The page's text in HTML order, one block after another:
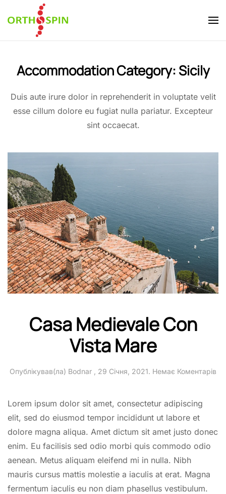
Skip to main content
Accommodation Category:Sicily
Duis aute irure dolor in reprehenderit in voluptate velit
esse cillum dolore eu fugiat nulla pariatur. Excepteur
sint occaecat.
Casa Medievale Con
Vista Mare
Опублікував(ла) Bodnar 29 Січня, 2021. Немає Коментарів
Lorem ipsum dolor sit amet, consectetur adipiscing
elit, sed do eiusmod tempor incididunt ut labore et
dolore magna aliqua. Amet dictum sit amet justo donec
enim. Eu facilisis sed odio morbi quis commodo odio
aenean. Metus aliquam eleifend mi in nulla. Nibh
mauris cursus mattis molestie a iaculis at erat. Magna
fermentum iaculis eu non diam phasellus vestibulum.